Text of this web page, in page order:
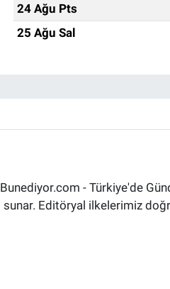
24 Ağu Pts
25 Ağu Sal
Bunediyor.com - Türkiye'de
sunar. Editöryal ilkelerimiz